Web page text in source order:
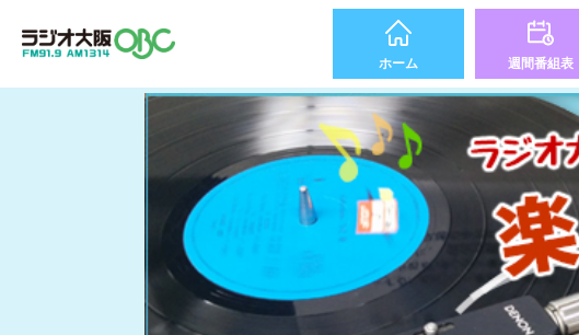
ホーム 週間番組表